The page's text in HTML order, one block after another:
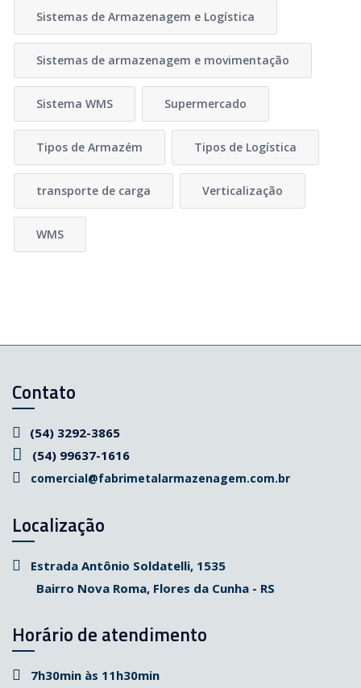
Sistemas de Armazenagem e Logística
Sistemas de armazenagem e movimentação
Sistema WMS Supermercado
Tipos de Armazém Tipos de Logística
transporte de carga Verticalização
WMS
Contato
(54) 3292-3865
(54) 99637-1616
comercial@fabrimetalarmazenagem.com.br
Localização
Estrada Antônio Soldatelli, 1535
Bairro Nova Roma, Flores da Cunha - RS
Horário de atendimento
7h30min às 11h30min